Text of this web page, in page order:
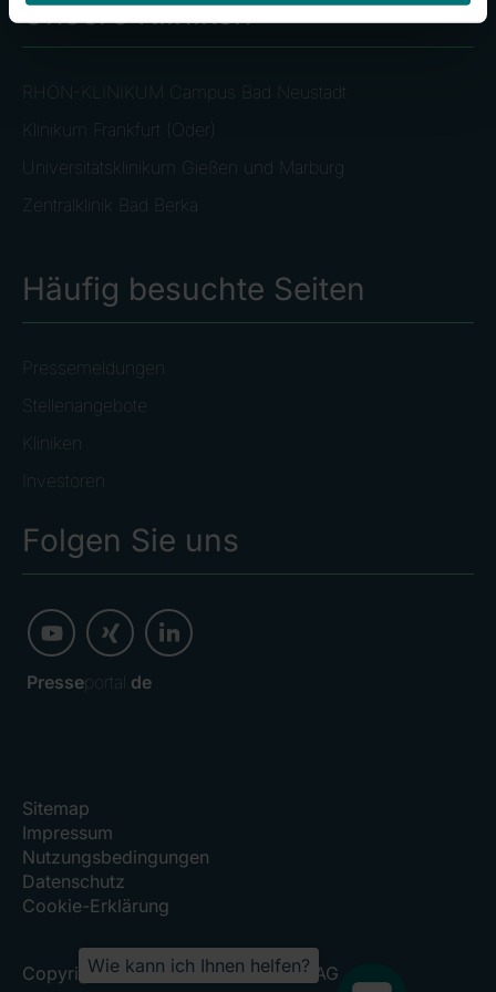
Unsere Kliniken
RHÖN-KLINIKUM Campus Bad Neustadt
Klinikum Frankfurt (Oder)
Universitätsklinikum Gießen und Marburg
Zentralklinik Bad Berka
Häufig besuchte Seiten
Pressemeldungen
Stellenangebote
Kliniken
Investoren
Folgen Sie uns
Presseportal. de
Sitemap
Impressum
Nutzungsbedingungen
Datenschutz
Cookie-Erklärung
Copyright 2026, RHÖN-KLINIKUM AG
Wie kann ich Ihnen helfen?